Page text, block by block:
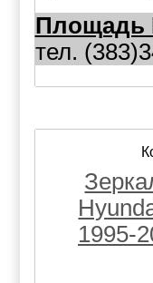
Площадь
тел.
1995-